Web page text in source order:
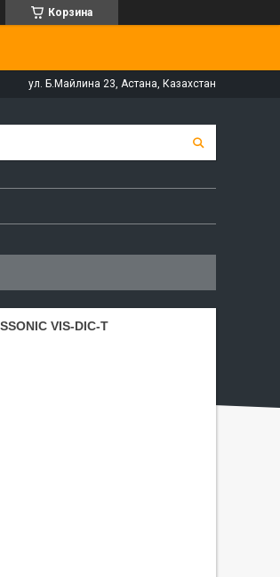
Корзина
ул. Б.Майлина 23, Астана, Казахстан
VIS-DIC-T